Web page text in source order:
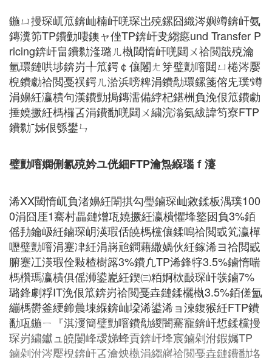
鍦ㄩ摱琛屼笟錛屾楠屽唴琛岀殑鏍囧織涔嬩竴錛屽氨
鏄瀵笷TP鐨勭啛鐭ャ侳TP錛屽叏縐癋und Transfer P
ricing錛屽畠鐨勬湰璐ㄦ槸閾惰屽唴閮ㄨ祫閲戠殑瀹
氫環鏈哄埗錛岃╀笟鍔￠儴闂ㄤ笌璧勯噾閮ㄩ棬涔嬮
棿鐨勮祫閲戞祦鍔ㄦ湁浜嗙粺涓鐨勪環鏍箋傛兂璞′竴
涓嬶紝瀛樻句漢鐨勯挶鏄濡備綍杞鍖栦負浼佷笟鐨勮
捶嬈撅紝榪欏叾涓鐨勫唴閮ㄨ繍浣滃氨紱諱笉寮FTP
鐨勬ˉ姊佷綔鐢ㄣ
璧勯噾嫻侀氱殑妗ユ侊細FTP瀹炰緥瑙ｆ瀽
浠XX閾惰屼負渚嬶紝闈掑勾璺鏀琛屾敹鍒板湡璞100
0涓囧厓1騫村畾鏈熷瓨嬈撅紝瀛樻懼埄鐜囦負3%銆
傜劧鑰岋紝鏀琛岄渶瑕佸皢榪欓儴鍒嗚祫閲戜笂瀛樿
嚦璧勯噾涓蹇冿紝涓嶈兘鐧藉繖媧伙紝鎵浠ヨ祫閲戜
腑蹇冮渶瑕佺敤楂樹簬3%鐨凢TP浠鋒牸3.5%鏀惰喘
榪欑瑪瀛樻俱傜浉鍙嶏紝鍥㈢粨婀栨敮琛屽彂鏀7%
璐鋒劇粰IT浼佷笟錛岃祫閲戞垚鏈鍒欐槸3.5%銆傞氳
繃榪欎釜綆鍗曟堜緥錛屾垜浠鍙浠ョ湅鍑猴紝FTP鐨
勫瓨鍦ㄧ『淇濅簡璧勯噾鐨勪緵闇騫寵錛屽惁鍒欓摱
琛岃繍钀ュ皢闄峰叆娣蜂貢錛屽埄宸鏀剁泭鍜孎TP
鏀剁泭涔嬮棿錛屽叾瀹炴槸涓縐嶈祫閲戞垚鏈鐨勫垎